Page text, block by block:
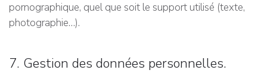
pornographique, quel que soit le support utilisé (texte,
photographie…).
7. Gestion des données personnelles.